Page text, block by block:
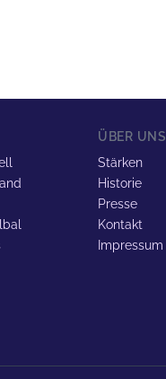
ÜBER UNS
Stärken
Historie
Presse
Kontakt
Impressum